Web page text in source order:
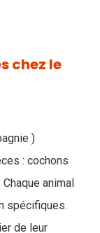
chez le
)
: cochons
animal
spécifiques.
de leur